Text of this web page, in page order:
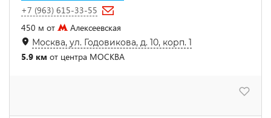
+7 (963) 615-33-55
450 м от
Алексеевская
Москва, ул. Годовикова, д. 10, корп. 1
5.9 км от центра МОСКВА